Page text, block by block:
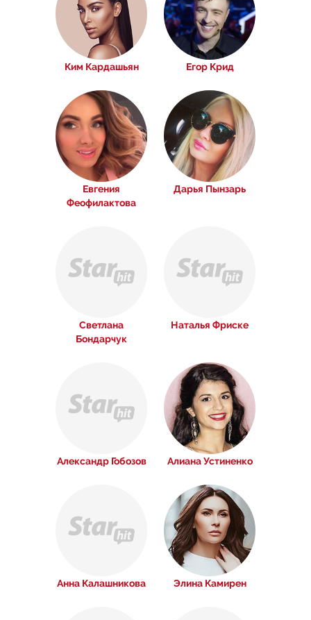
Ким Кардашьян Егор Крид
Евгения
Феофилактова
Дарья Пынзарь
Светлана
Бондарчук
Наталья Фриске
Александр Гобозов Алиана Устиненко
Анна Калашникова Элина Камирен